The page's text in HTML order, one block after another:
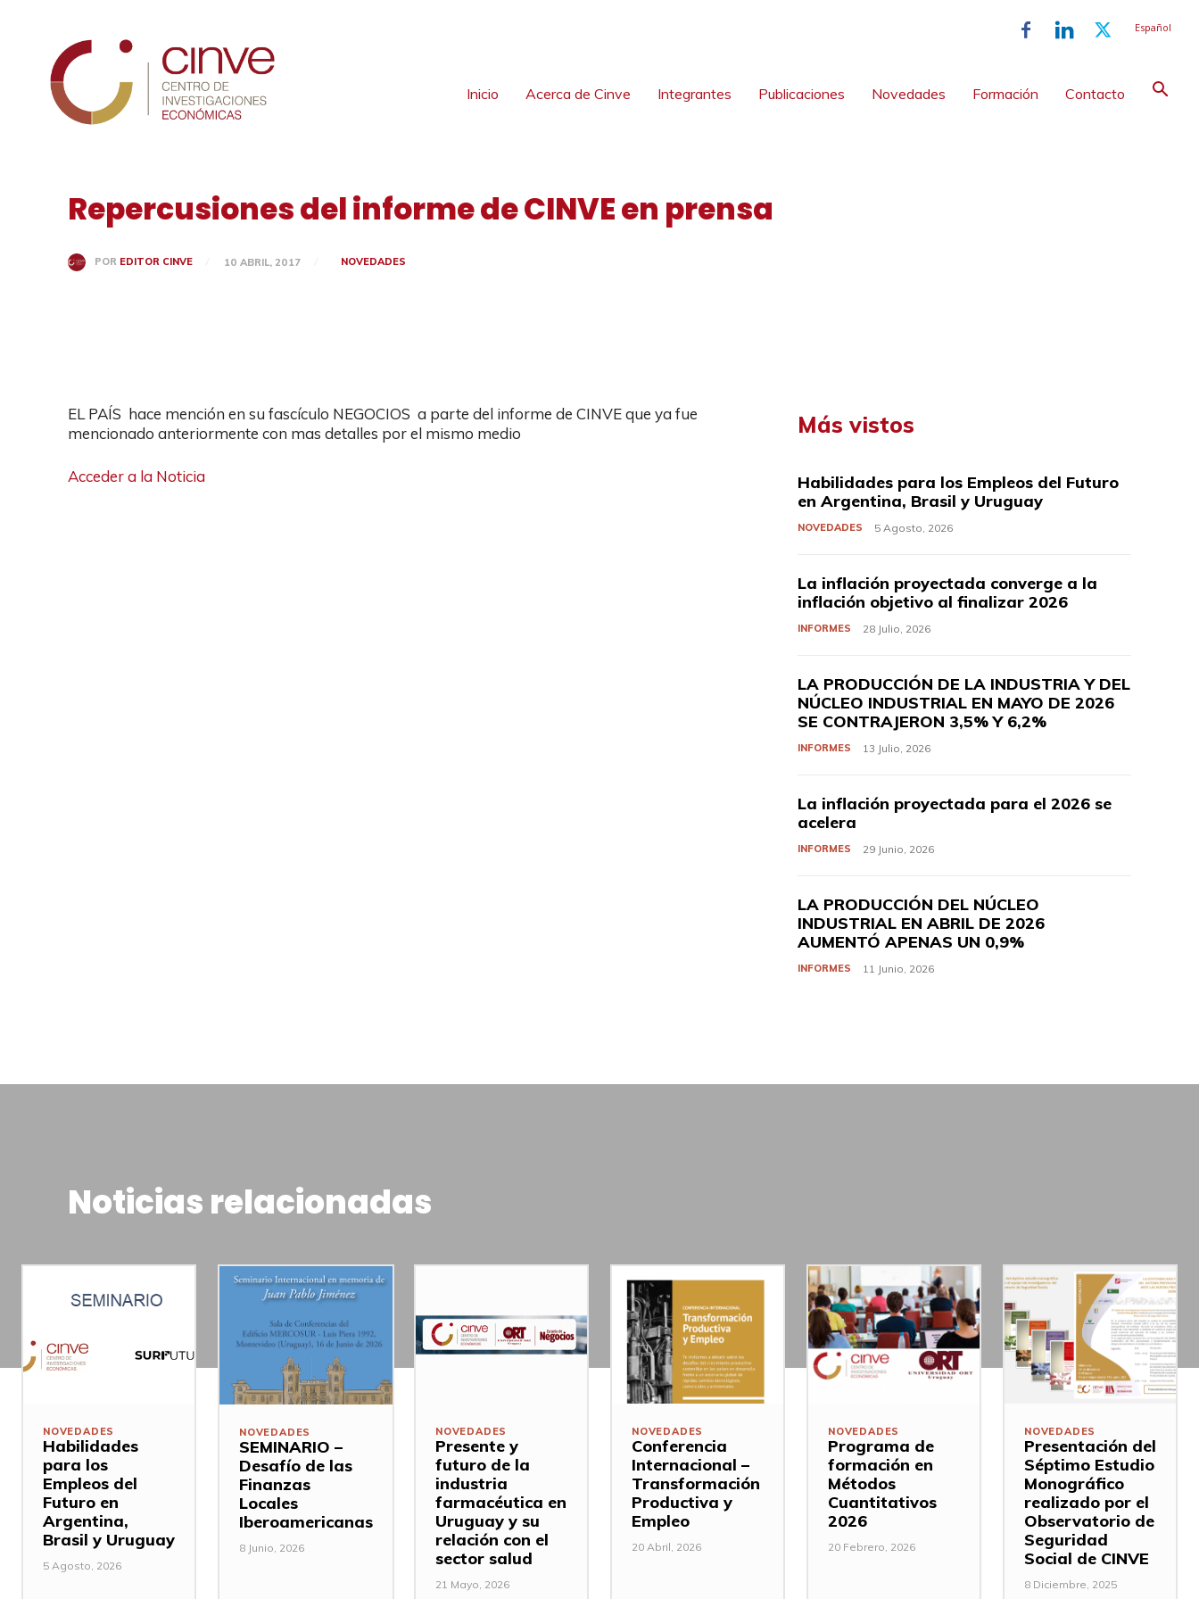
Español
Inicio Acerca de Cinve Integrantes Publicaciones Novedades Formación Contacto
Repercusiones del informe de CINVE en prensa
POR EDITOR CINVE 10 ABRIL, 2017 NOVEDADES
EL PAÍS hace mención en su fascículo NEGOCIOS a parte del informe de CINVE que ya fue
mencionado anteriormente con mas detalles por el mismo medio
Acceder a la Noticia
Más vistos
Habilidades para los Empleos del Futuro
en Argentina, Brasil y Uruguay
NOVEDADES 5 Agosto, 2026
La inflación proyectada converge a la
inflación objetivo al finalizar 2026
INFORMES 28 Julio, 2026
LA PRODUCCIÓN DE LA INDUSTRIA Y DEL
NÚCLEO INDUSTRIAL EN MAYO DE 2026
SE CONTRAJERON 3,5% Y 6,2%
INFORMES 13 Julio, 2026
La inflación proyectada para el 2026 se
acelera
INFORMES 29 Junio, 2026
LA PRODUCCIÓN DEL NÚCLEO
INDUSTRIAL EN ABRIL DE 2026
AUMENTÓ APENAS UN 0,9%
INFORMES 11 Junio, 2026
Noticias relacionadas
NOVEDADES
Habilidades
para los
Empleos del
Futuro en
Argentina,
Brasil y Uruguay
5 Agosto, 2026
NOVEDADES
SEMINARIO –
Desafío de las
Finanzas
Locales
Iberoamericanas
8 Junio, 2026
NOVEDADES
Presente y
futuro de la
industria
farmacéutica en
Uruguay y su
relación con el
sector salud
21 Mayo, 2026
NOVEDADES
Conferencia
Internacional –
Transformación
Productiva y
Empleo
20 Abril, 2026
NOVEDADES
Programa de
formación en
Métodos
Cuantitativos
2026
20 Febrero, 2026
NOVEDADES
Presentación del
Séptimo Estudio
Monográfico
realizado por el
Observatorio de
Seguridad
Social de CINVE
8 Diciembre, 2025